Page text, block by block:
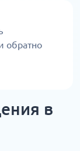
обратно
в